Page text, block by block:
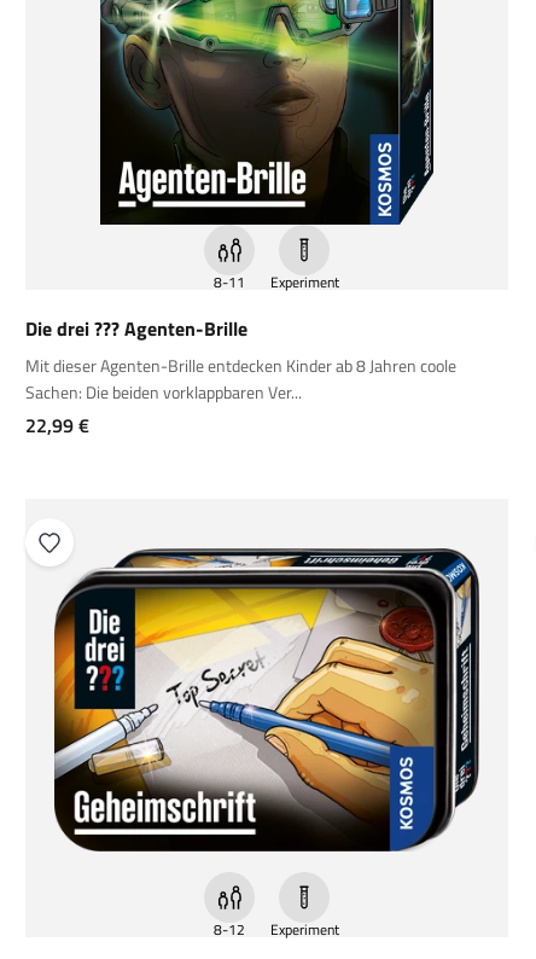
8-11 Experiment
Die drei ??? Agenten-Brille
Mit dieser Agenten-Brille entdecken Kinder ab 8 Jahren coole
Sachen: Die beiden vorklappbaren Ver...
Angebot
22,99 €
8-12 Experiment